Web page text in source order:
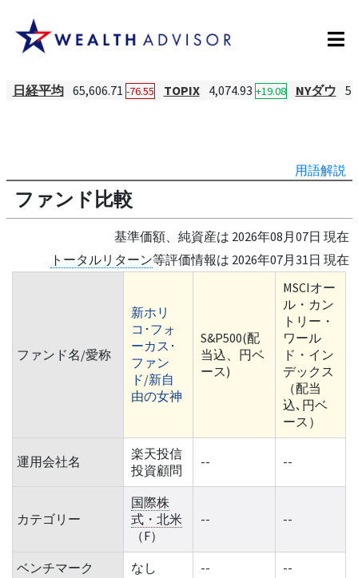
日経平均 65,606.71 -76.55 TOPIX 4,074.93 +19.08 NYダウ
用語解説
ファンド比較
基準価額、純資産は 2026年08月07日 現在
トータルリターン等評価情報は 2026年07月31日 現在
ファンド名/愛称
新ホリ
コ･フォ
ーカス･
ファン
ド/新自
由の女神
S&P500(配
当込、円ベ
ース)
MSCIオー
ル・カン
トリー・
ワール
ド・イン
デックス
（配当
込､円ベ
ース）
運用会社名
楽天投信
投資顧問
-- --
カテゴリー
国際株
式・北米
（F）
-- --
ベンチマーク なし --
--